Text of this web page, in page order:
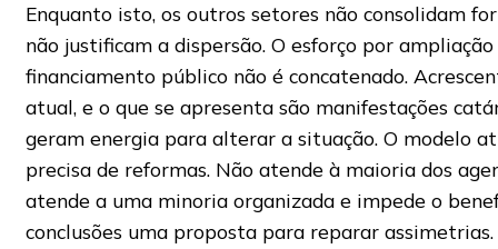
Enquanto isto, os outros setores não consolidam
não justificam a dispersão. O esforço por
financiamento público não é concatenado.
atual, e o que se apresenta são manifestações
geram energia para alterar a situação. O modelo
precisa de reformas. Não atende à maioria dos
atende a uma minoria organizada e impede o
conclusões uma proposta para reparar